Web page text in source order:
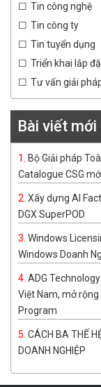
Tin công nghệ
Tin công ty
Tin tuyển dụng
Triển khai lắp
Tư vấn giải
Bài viết
Bộ Giải pháp
Catalogue CSG
Xây dựng AI
DGX SuperPOD
Windows
Windows Doanh
ADG
Việt Nam, mở
Program
CÁCH BA THẾ
DOANH NGHIỆP